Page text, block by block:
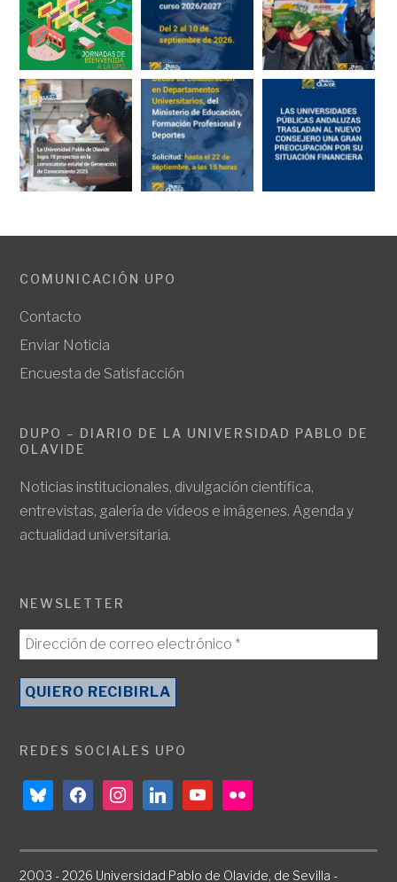
COMUNICACIÓN UPO
Contacto
Enviar Noticia
Encuesta de Satisfacción
DUPO – DIARIO DE LA UNIVERSIDAD PABLO DE
OLAVIDE
Noticias institucionales, divulgación científica,
entrevistas, galería de vídeos e imágenes. Agenda y
actualidad universitaria.
NEWSLETTER
REDES SOCIALES UPO
blueskyfacebookinstagramlinkedinyoutubeflickr
2003 - 2026 Universidad Pablo de Olavide, de Sevilla -